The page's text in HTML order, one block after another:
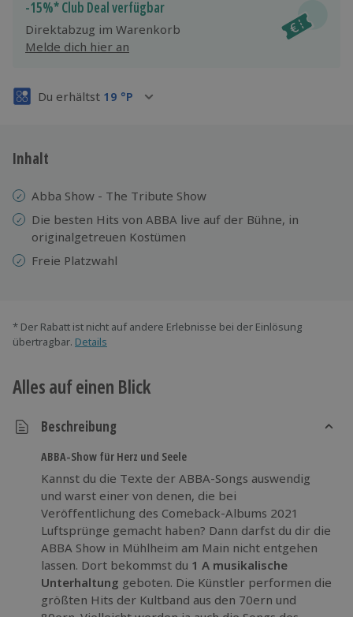
Jeder Gutschein für alle Erlebnisse einlösbar.
Maximale Sicherheit
3 Jahre gültig & verlängerbar.
-15%* Club Deal verfügbar
Direktabzug im Warenkorb
Melde dich hier an
Du erhältst 19 °P
Inhalt
Abba Show - The Tribute Show
Die besten Hits von ABBA live auf der Bühne, in
originalgetreuen Kostümen
Freie Platzwahl
* Der Rabatt ist nicht auf andere Erlebnisse bei der Einlösung
übertragbar. Details
Alles auf einen Blick
Beschreibung
ABBA-Show für Herz und Seele
Kannst du die Texte der ABBA-Songs auswendig
und warst einer von denen, die bei
Veröffentlichung des Comeback-Albums 2021
Luftsprünge gemacht haben? Dann darfst du dir die
ABBA Show in Mühlheim am Main nicht entgehen
lassen. Dort bekommst du 1 A musikalische
Unterhaltung geboten. Die Künstler performen die
größten Hits der Kultband aus den 70ern und